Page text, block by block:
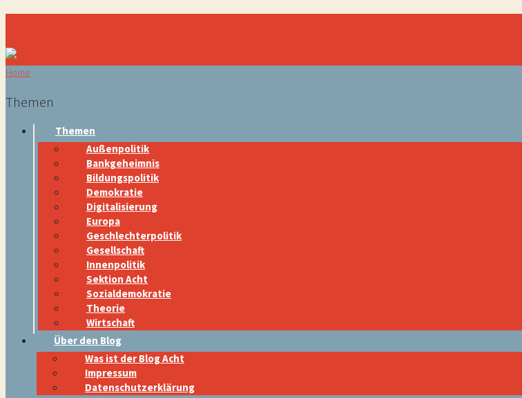
Home
Themen
Themen
Außenpolitik
Bankgeheimnis
Bildungspolitik
Demokratie
Digitalisierung
Europa
Geschlechterpolitik
Gesellschaft
Innenpolitik
Sektion Acht
Sozialdemokratie
Theorie
Wirtschaft
Über den Blog
Was ist der Blog Acht
Impressum
Datenschutzerklärung